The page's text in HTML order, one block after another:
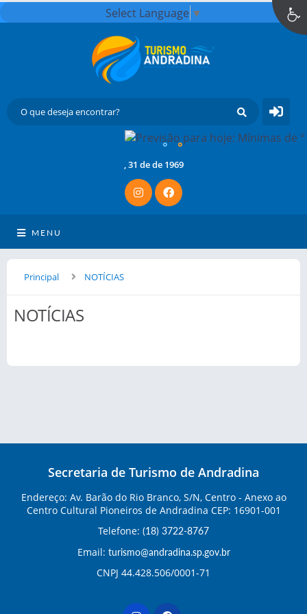
Select Language ▼
° °
, 31 de de 1969
MENU
Principal NOTÍCIAS
NOTÍCIAS
Secretaria de Turismo de Andradina
Endereço: Av. Barão do Rio Branco, S/N, Centro - Anexo ao
Centro Cultural Pioneiros de Andradina CEP: 16901-001
Telefone: (18) 3722-8767
Email: turismo@andradina.sp.gov.br
CNPJ 44.428.506/0001-71